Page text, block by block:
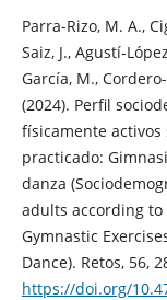
Parra-Rizo, M. A.,
Saiz, J., Agustí-
García, M.,
(2024). Perfil
físicamente
practicado:
danza
adults according
Gymnastic
Dance). Retos, 56,
https://doi.org/